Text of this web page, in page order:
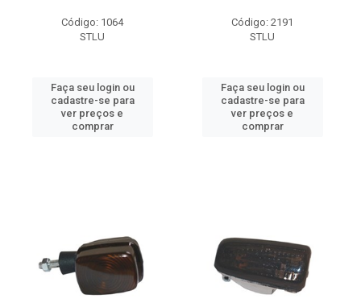
Código: 1064
STLU
Faça seu login ou
cadastre-se para
ver preços e
comprar
Código: 2191
STLU
Faça seu login ou
cadastre-se para
ver preços e
comprar